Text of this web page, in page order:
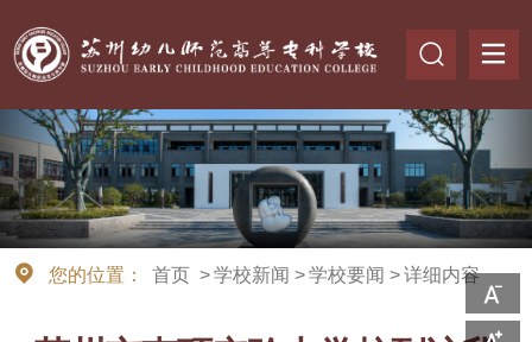
您的位置： 首页 >学校新闻 >学校要闻 >详细内容